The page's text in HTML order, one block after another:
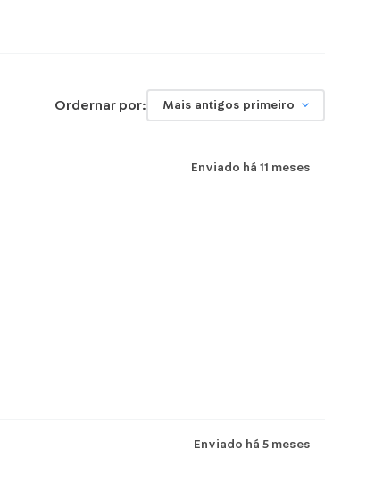
Ordernar por: Mais antigos primeiro
Enviado há 11 meses
Enviado há 5 meses